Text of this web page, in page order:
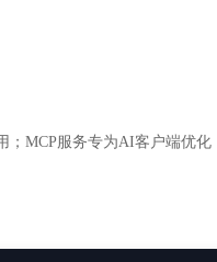
MCP服务专为AI客户端优